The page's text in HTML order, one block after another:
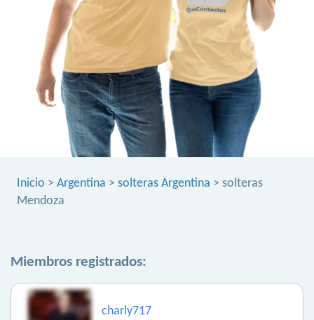
Inicio > Argentina > solteras Argentina > solteras
Mendoza
Miembros registrados:
charly717